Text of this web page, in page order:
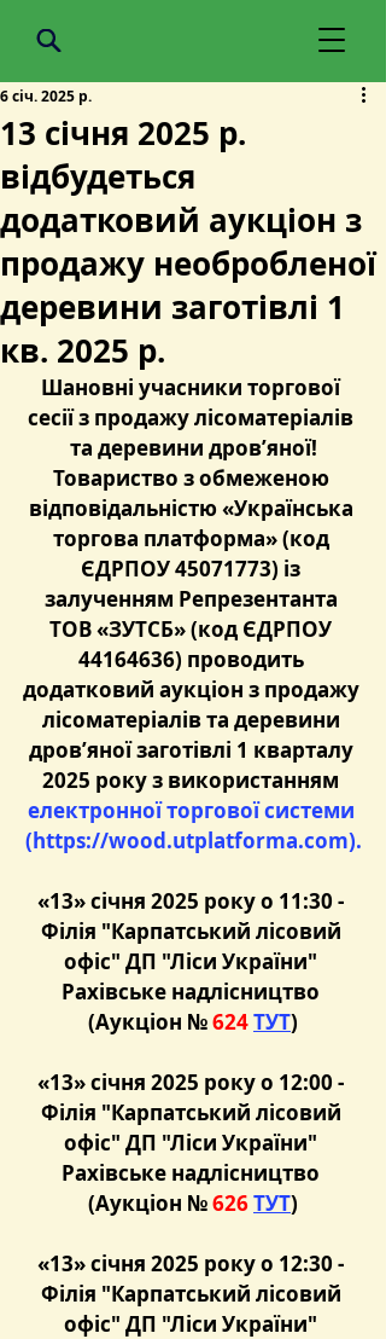
13 січня 2025 р.
відбудеться
додатковий аукціон з
продажу необробленої
деревини заготівлі 1
кв. 2025 р.
6 січ. 2025 р.
Шановні учасники торгової
сесії з продажу лісоматеріалів
та деревини дров’яної!
Товариство з обмеженою
відповідальністю «Українська
торгова платформа» (код
ЄДРПОУ 45071773) із
залученням Репрезентанта
ТОВ «ЗУТСБ» (код ЄДРПОУ
44164636) проводить
додатковий аукціон з продажу
лісоматеріалів та деревини
дров’яної заготівлі 1 кварталу
2025 року з використанням
електронної торгової системи
(https://wood.utplatforma.com).
«13» січня 2025 року о 11:30 -
Філія "Карпатський лісовий
офіс" ДП "Ліси України"
Рахівське надлісництво
(Аукціон № 624 ТУТ)
«13» січня 2025 року о 12:00 -
Філія "Карпатський лісовий
офіс" ДП "Ліси України"
Рахівське надлісництво
(Аукціон № 626 ТУТ)
«13» січня 2025 року о 12:30 -
Філія "Карпатський лісовий
офіс" ДП "Ліси України"